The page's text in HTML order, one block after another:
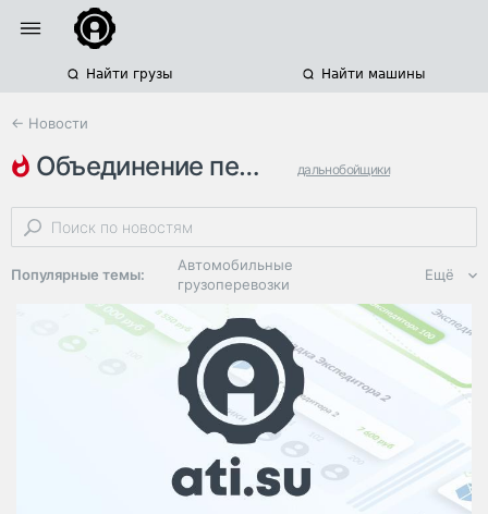
Найти грузы Найти машины
← Новости
объединение перевозчиков росс… дальнобойщики
акции протеста платон
Популярные темы:
Автомобильные
грузоперевозки
Региональная
логистика
ЭДО, ИТ в
логистике
Дороги,
инфраструктура
Логистика, грузы
Ещё